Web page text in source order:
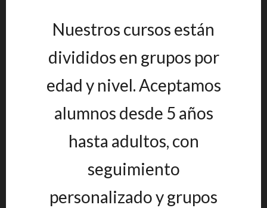
Nuestros cursos están
divididos en grupos por
edad y nivel. Aceptamos
alumnos desde 5 años
hasta adultos, con
seguimiento
personalizado y grupos